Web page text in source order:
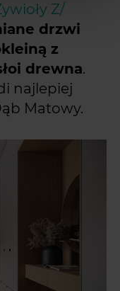
Z/
drzwi
z
drewna.
najlepiej
Matowy.